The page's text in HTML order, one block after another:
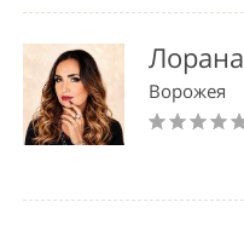
Лорана
Ворожея